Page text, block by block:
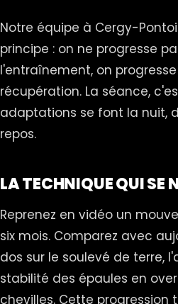
Notre équipe à Cergy-
principe : on ne progresse
l'entraînement, on
récupération. La séance,
adaptations se font la nuit,
repos.
LA TECHNIQUE QUI SE
Reprenez en vidéo un
six mois. Comparez avec
dos sur le soulevé de terre,
stabilité des épaules en
chevilles. Cette progression